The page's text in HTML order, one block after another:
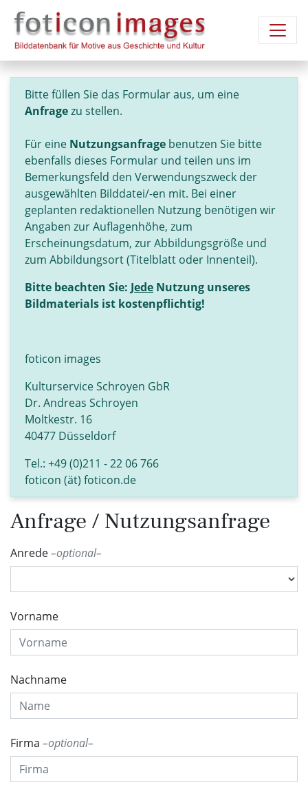
Bitte füllen Sie das Formular aus, um eine
Anfragezu stellen.
Für eine Nutzungsanfrage benutzen Sie bitte
ebenfalls dieses Formular und teilen uns im
Bemerkungsfeld den Verwendungszweck der
ausgewählten Bilddatei/-en mit. Bei einer
geplanten redaktionellen Nutzung benötigen wir
Angaben zur Auflagenhöhe, zum
Erscheinungsdatum, zur Abbildungsgröße und
zum Abbildungsort (Titelblatt oder Innenteil).
Bitte beachten Sie: Jede Nutzung unseres
Bildmaterials ist kostenpflichtig!
foticon images
Kulturservice Schroyen GbR
Dr. Andreas Schroyen
Moltkestr. 16
40477 Düsseldorf
Tel.: +49 (0)211 - 22 06 766
foticon (ät) foticon.de
Anfrage / Nutzungsanfrage
Anrede optional
Vorname
Nachname
Firma optional